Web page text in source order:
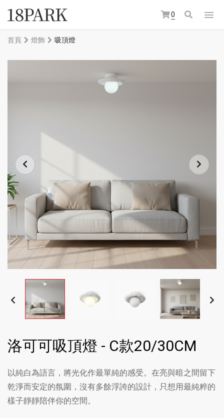
0
首頁 燈飾 吸頂燈
洛可可吸頂燈 - C款20/30CM
以純白為語言，將光化作最單純的感受。在亮與暗之間留下
乾淨而安定的氛圍，沒有多餘浮誇的設計，只想用最純粹的
樣子靜靜陪伴你的空間。